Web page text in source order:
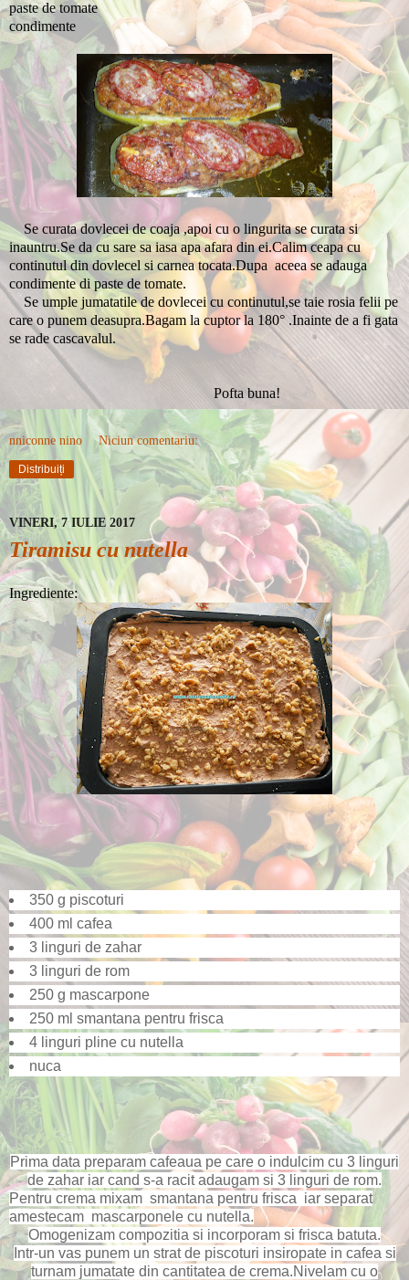
paste de tomate
condimente
Se curata dovlecei de coaja ,apoi cu o lingurita se curata si
inauntru.Se da cu sare sa iasa apa afara din ei.Calim ceapa cu
continutul din dovlecel si carnea tocata.Dupa aceea se adauga
condimente di paste de tomate.
Se umple jumatatile de dovlecei cu continutul,se taie rosia felii pe
care o punem deasupra.Bagam la cuptor la 180° .Inainte de a fi gata
se rade cascavalul.
Pofta buna!
nniconne nino Niciun comentariu:
Distribuiți
VINERI, 7 IULIE 2017
Tiramisu cu nutella
Ingrediente:
350 g piscoturi
400 ml cafea
3 linguri de zahar
3 linguri de rom
250 g mascarpone
250 ml smantana pentru frisca
4 linguri pline cu nutella
nuca
Prima data preparam cafeaua pe care o indulcim cu 3 linguri
de zahar iar cand s-a racit adaugam si 3 linguri de rom.
Pentru crema mixam smantana pentru frisca iar separat
amestecam mascarponele cu nutella.
Omogenizam compozitia si incorporam si frisca batuta.
Intr-un vas punem un strat de piscoturi insiropate in cafea si
turnam jumatate din cantitatea de crema.Nivelam cu o